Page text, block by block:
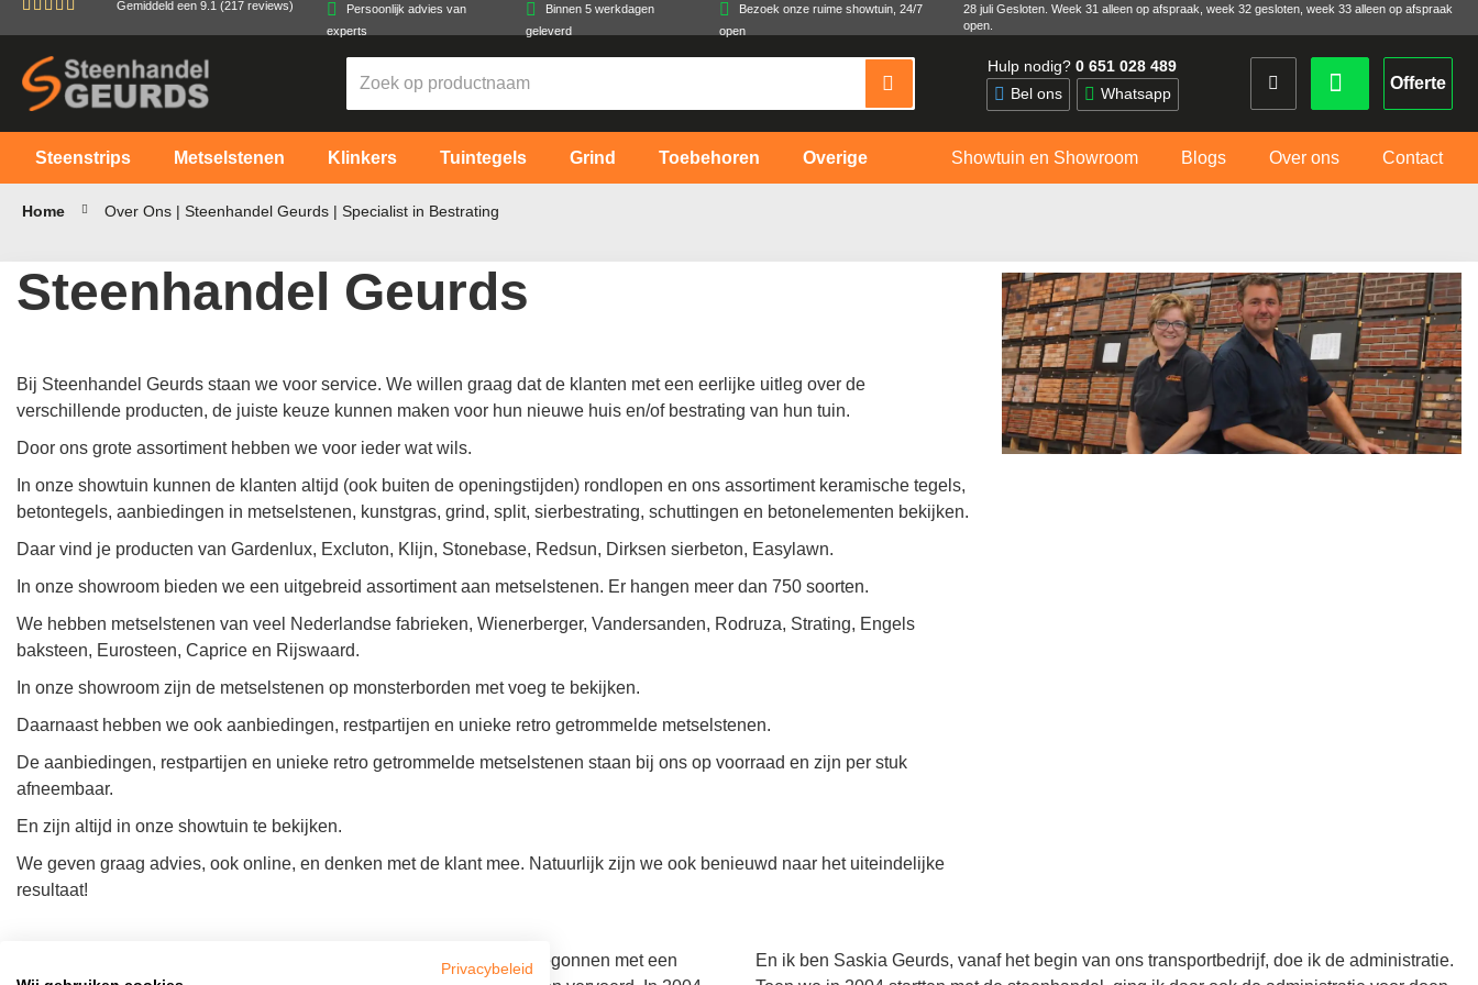
inhoud
Gemiddeld een 9.1 (217 reviews)
Persoonlijk advies van
experts
Binnen 5 werkdagen
geleverd
Bezoek onze ruime showtuin, 24/7
open
28 juli Gesloten. Week 31 alleen op afspraak, week 32 gesloten, week 33 alleen op afspraak
open.
Hulp nodig?0 651 028 489
Bel ons
Whatsapp
Offerte
Steenstrips Metselstenen Klinkers Tuintegels Grind Toebehoren Overige Showtuin en Showroom Blogs Over ons Contact
Home Over Ons | Steenhandel Geurds | Specialist in Bestrating
Steenhandel Geurds
Bij Steenhandel Geurds staan we voor service. We willen graag dat de klanten met een eerlijke uitleg over de
verschillende producten, de juiste keuze kunnen maken voor hun nieuwe huis en/of bestrating van hun tuin.
Door ons grote assortiment hebben we voor ieder wat wils.
In onze showtuin kunnen de klanten altijd (ook buiten de openingstijden) rondlopen en ons assortiment keramische tegels,
betontegels, aanbiedingen in metselstenen, kunstgras, grind, split, sierbestrating, schuttingen en betonelementen bekijken.
Daar vind je producten van Gardenlux, Excluton, Klijn, Stonebase, Redsun, Dirksen sierbeton, Easylawn.
In onze showroom bieden we een uitgebreid assortiment aan metselstenen. Er hangen meer dan 750 soorten.
We hebben metselstenen van veel Nederlandse fabrieken, Wienerberger, Vandersanden, Rodruza, Strating, Engels
baksteen, Eurosteen, Caprice en Rijswaard.
In onze showroom zijn de metselstenen op monsterborden met voeg te bekijken.
Daarnaast hebben we ook aanbiedingen, restpartijen en unieke retro getrommelde metselstenen.
De aanbiedingen, restpartijen en unieke retro getrommelde metselstenen staan bij ons op voorraad en zijn per stuk
afneembaar.
En zijn altijd in onze showtuin te bekijken.
We geven graag advies, ook online, en denken met de klant mee. Natuurlijk zijn we ook benieuwd naar het uiteindelijke
resultaat!
Ik ben Marco Geurds, sinds 1999 zelfstandig ondernemer. We zijn begonnen met een
En ik ben Saskia Geurds, vanaf het begin van ons transportbedrijf, doe ik de administratie.
Privacybeleid